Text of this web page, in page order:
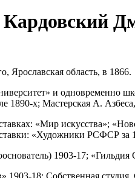
Ярославская область, в 1866.
и одновременно
1890-х; Мастерская А.
«Мир искусства»;
«Художники РСФСР за
1903-17;
1903-18; Собственная